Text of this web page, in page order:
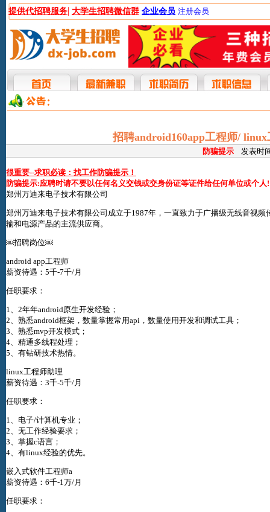
提供代招聘服务| 大学生招聘微信群 企业会员 注册会员
招聘android160app工程师/
防骗提示 发表时
很重要--求职必读：找工作防骗提示！
防骗提示:应聘时请不要以任何名义交钱或交身份证等证件给任何单位或个人!
郑州万迪来电子技术有限公司
郑州万迪来电子技术有限公司成立于1987年，一直致力于广播级无线音视
输和电源产品的主流供应商。
￼招聘岗位￼
android app工程师
薪资待遇：5千-7千/月
任职要求：
1、2年年android原生开发经验；
2、熟悉android框架，数量掌握常用api，数量使用开发和调试工具；
3、熟悉mvp开发模式；
4、精通多线程处理；
5、有钻研技术热情。
linux工程师助理
薪资待遇：3千-5千/月
任职要求：
1、电子/计算机专业；
2、无工作经验要求；
3、掌握c语言；
4、有linux经验的优先。
嵌入式软件工程师a
薪资待遇：6千-1万/月
任职要求：